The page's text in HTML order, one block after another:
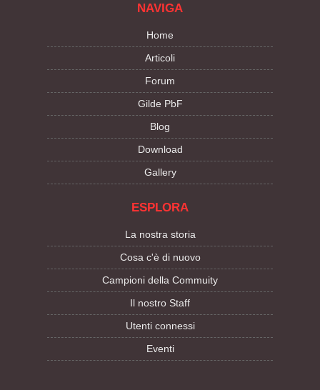
NAVIGA
Home
Articoli
Forum
Gilde PbF
Blog
Download
Gallery
ESPLORA
La nostra storia
Cosa c'è di nuovo
Campioni della Commuity
Il nostro Staff
Utenti connessi
Eventi